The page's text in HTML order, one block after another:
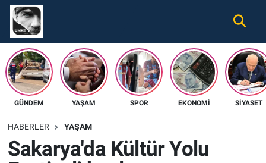
GÜNDEM YAŞAM SPOR EKONOMI SIYASET
HABERLER YAŞAM
Sakarya'da Kültür Yolu
Gündem
Ekonomi
Spor
Nöbetçi Eczaneler
Hava Durumu
Namaz Vakitleri